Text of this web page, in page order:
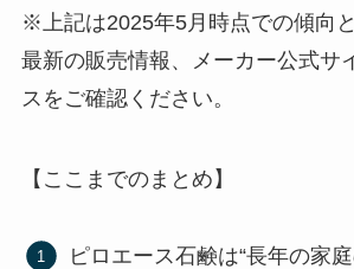
※上記は2025年5月時点での傾向
最新の販売情報、メーカー公式サ
スをご確認ください。
【ここまでのまとめ】
ピロエース石鹸は“長年の家